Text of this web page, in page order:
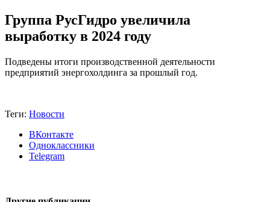
Группа РусГидро увеличила
выработку в 2024 году
Подведены итоги производственной деятельности
предприятий энергохолдинга за прошлый год.
Теги: Новости
ВКонтакте
Одноклассники
Telegram